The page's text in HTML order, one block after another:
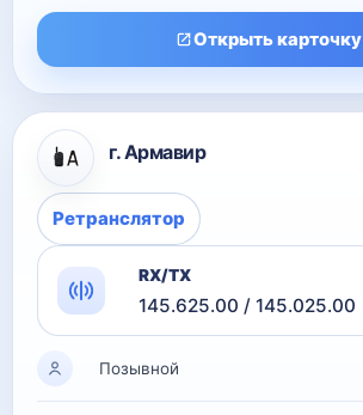
Открыть карточку
г. Армавир
Ретранслятор
RX/TX
145.625.00 / 145.025.00
Позывной